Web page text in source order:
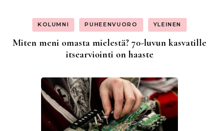
KOLUMNI PUHEENVUORO YLEINEN
Miten meni omasta mielestä? 70-luvun kasvatille
itsearviointi on haaste